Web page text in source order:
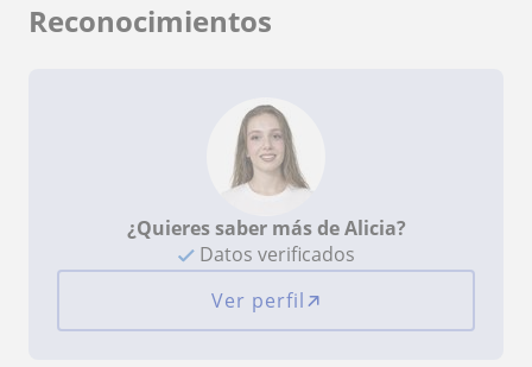
Reconocimientos
¿Quieres saber más de Alicia?
Datos verificados
Ver perfil